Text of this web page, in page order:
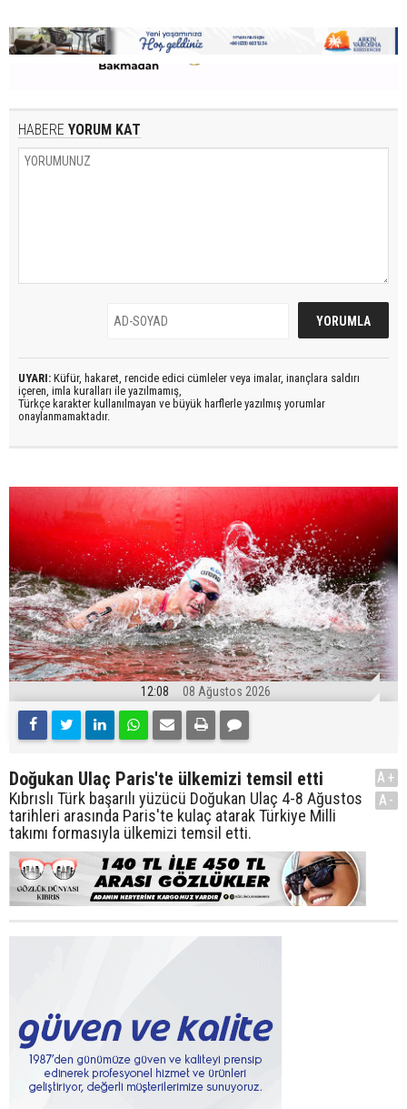
HABERE YORUM KAT
UYARI: Küfür, hakaret, rencide edici cümleler veya imalar, inançlara saldırı
içeren, imla kuralları ile yazılmamış,
Türkçe karakter kullanılmayan ve büyük harflerle yazılmış yorumlar
onaylanmamaktadır.
12:08 08 Ağustos 2026
Doğukan Ulaç Paris'te ülkemizi temsil etti
Kıbrıslı Türk başarılı yüzücü Doğukan Ulaç 4-8 Ağustos
tarihleri arasında Paris'te kulaç atarak Türkiye Milli
takımı formasıyla ülkemizi temsil etti.
A+
A-